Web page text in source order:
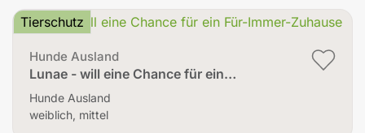
Hunde Ausland
Lunae - will eine Chance für ein…
Tierschutz
Hunde Ausland
weiblich, mittel